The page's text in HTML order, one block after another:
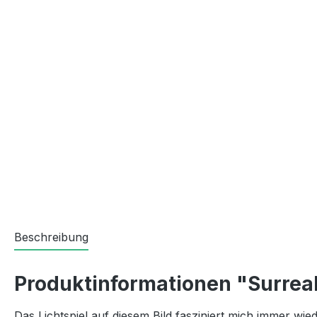
Beschreibung
Produktinformationen